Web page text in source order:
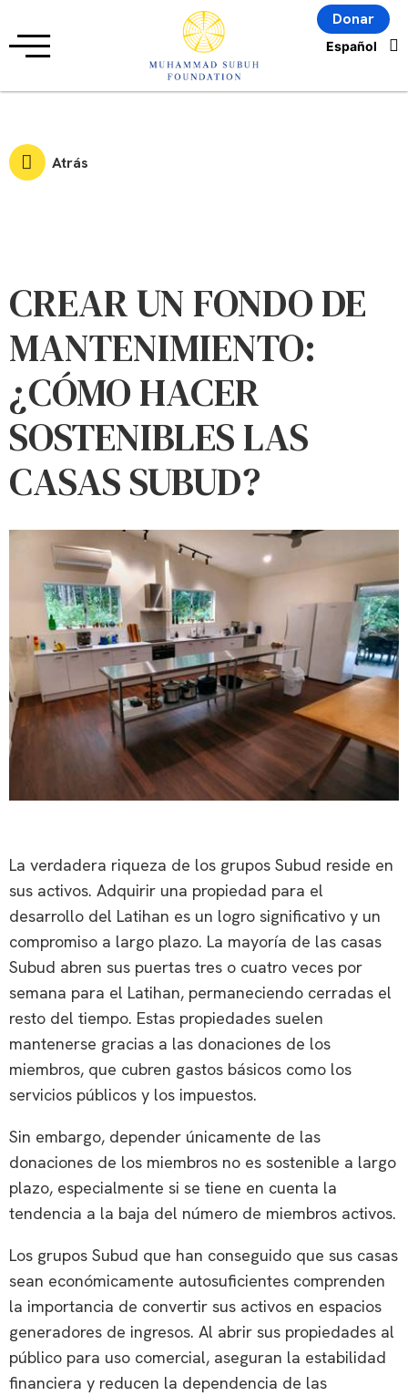
Donar
Atrás
CREAR UN FONDO DE
MANTENIMIENTO:
¿CÓMO HACER
SOSTENIBLES LAS
CASAS SUBUD?
La verdadera riqueza de los grupos Subud reside en
sus activos. Adquirir una propiedad para el
desarrollo del Latihan es un logro significativo y un
compromiso a largo plazo. La mayoría de las casas
Subud abren sus puertas tres o cuatro veces por
semana para el Latihan, permaneciendo cerradas el
resto del tiempo. Estas propiedades suelen
mantenerse gracias a las donaciones de los
miembros, que cubren gastos básicos como los
servicios públicos y los impuestos.
Sin embargo, depender únicamente de las
donaciones de los miembros no es sostenible a largo
plazo, especialmente si se tiene en cuenta la
tendencia a la baja del número de miembros activos.
Los grupos Subud que han conseguido que sus casas
sean económicamente autosuficientes comprenden
la importancia de convertir sus activos en espacios
generadores de ingresos. Al abrir sus propiedades al
público para uso comercial, aseguran la estabilidad
financiera y reducen la dependencia de las